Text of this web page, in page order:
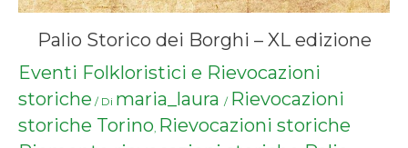
Palio Storico dei Borghi – XL edizione
Eventi Folkloristici e Rievocazioni
storiche / Di maria_laura / Rievocazioni
storiche Torino Rievocazioni storiche